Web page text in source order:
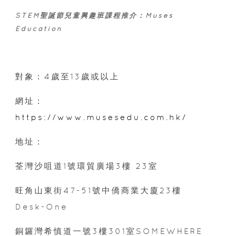
STEM聖誕節兒童興趣班課程推介：Muses
Education
對象：4歲至13歲或以上
網址：
https://www.musesedu.com.hk/
地址：
荃灣沙咀道1號環貿廣場3樓 23室
旺角山東街47-51號中僑商業大廈23樓
Desk-One
銅鑼灣希慎道一號3樓301室SOMEWHERE